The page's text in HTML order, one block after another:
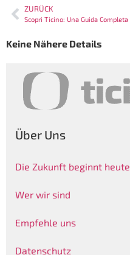
ZURÜCK
Keine Nähere Details
Über Uns
Die Zukunft beginnt heute
Wer wir sind
Empfehle uns
Datenschutz